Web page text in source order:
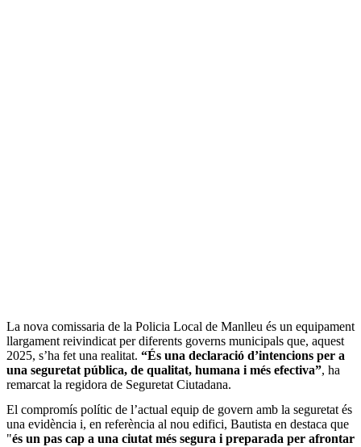
La nova comissaria de la Policia Local de Manlleu és un equipament
llargament reivindicat per diferents governs municipals que, aquest
2025, s’ha fet una realitat. “És una declaració d’intencions per a
una seguretat pública, de qualitat, humana i més efectiva”, ha
remarcat la regidora de Seguretat Ciutadana.
El compromís polític de l’actual equip de govern amb la seguretat és
una evidència i, en referència al nou edifici, Bautista en destaca que
"és un pas cap a una ciutat més segura i preparada per afrontar